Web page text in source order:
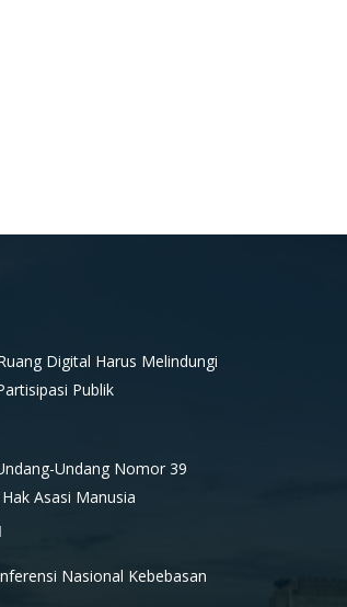
Digital Harus Melindungi
Publik
Undang Nomor 39
Asasi Manusia
Nasional Kebebasan